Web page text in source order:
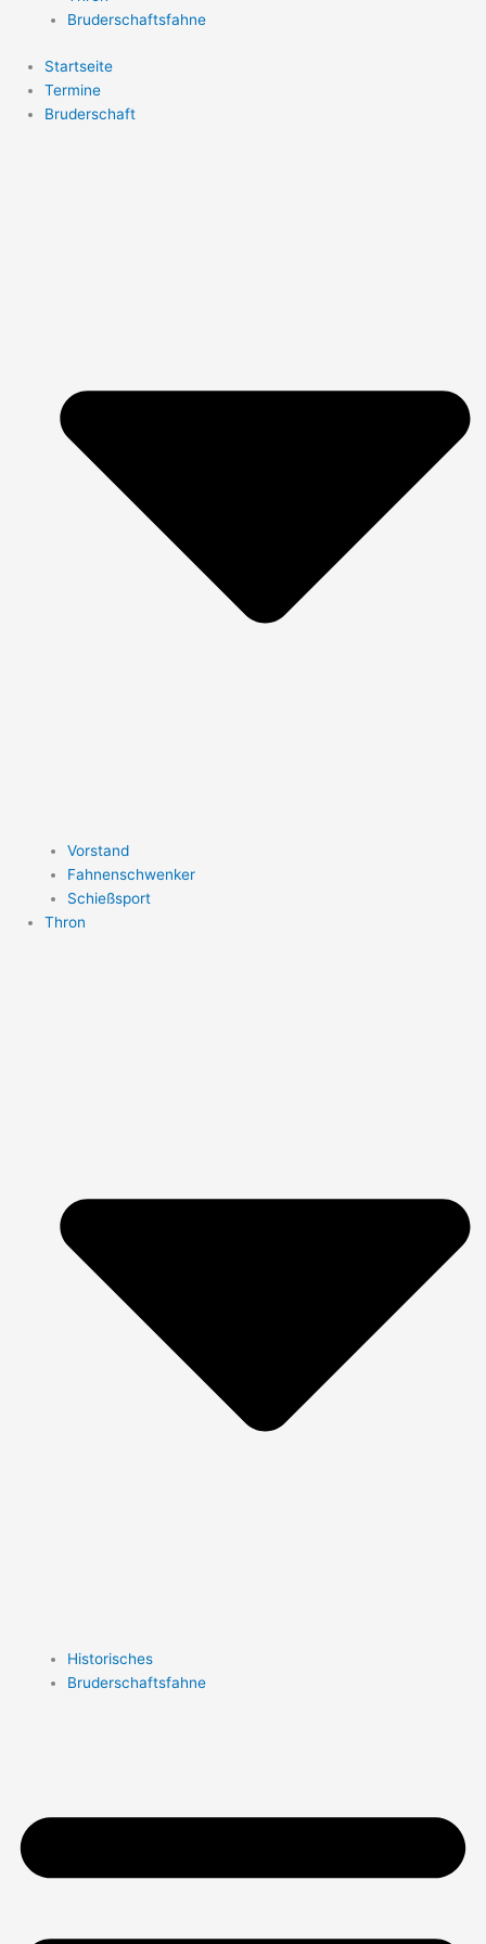
Bruderschaftsfahne
Startseite
Termine
Bruderschaft
Vorstand
Fahnenschwenker
Schießsport
Thron
Historisches
Bruderschaftsfahne